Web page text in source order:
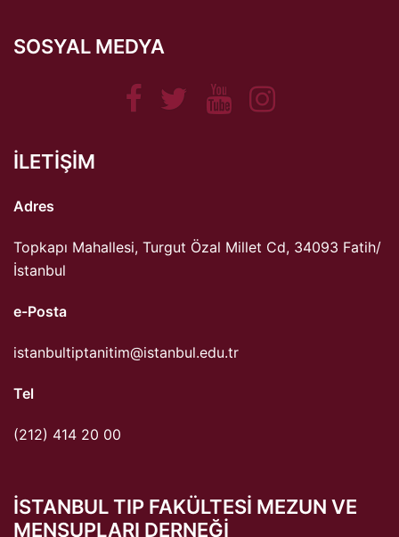
SOSYAL MEDYA
FacebookTwitter YoutubeInstagram
ILETIŞIM
Adres
Topkapı Mahallesi, Turgut Özal Millet Cd, 34093 Fatih/
İstanbul
e-Posta
istanbultiptanitim@istanbul.edu.tr
Tel
(212) 414 20 00
ISTANBUL TIP FAKÜLTESI MEZUN VE
MENSUPLARI DERNEĞI